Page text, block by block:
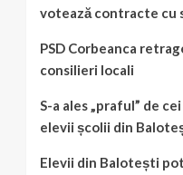
votează contracte cu
PSD Corbeanca
consilieri locali
S-a ales „praful” de
elevii școlii din
Elevii din Balotești